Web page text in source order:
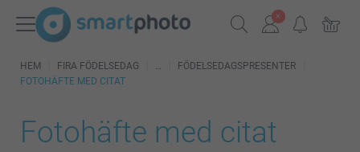
HEM FIRA FÖDELSEDAG
FÖDELSEDAGSPRESENTER
FOTOHÄFTE MED CITAT
Fotohäfte med citat